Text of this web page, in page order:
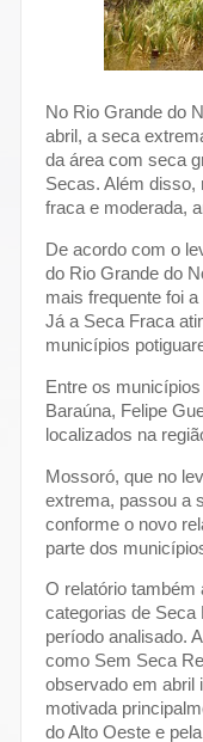
No Rio Grande do
abril, a seca
da área com seca
Secas. Além disso,
fraca e moderada,
De acordo com o
do Rio Grande do
mais frequente foi
Já a Seca Fraca
municípios
Entre os
Baraúna, Felipe
localizados na
Mossoró, que no
extrema, passou a
conforme o novo
parte dos
O relatório também
categorias de Seca
período analisado.
como Sem Seca
observado em abril
motivada
do Alto Oeste e